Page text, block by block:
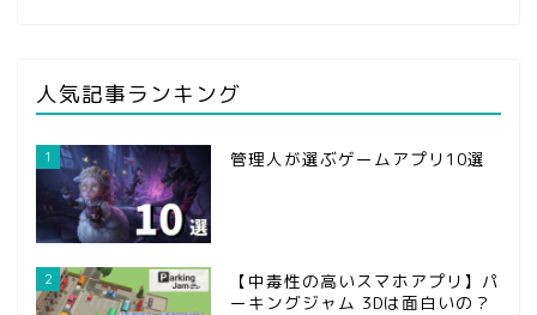
人気記事ランキング
1 管理人が選ぶゲームアプリ10選
2
【中毒性の高いスマホアプリ】パ
ーキングジャム 3Dは面白いの？